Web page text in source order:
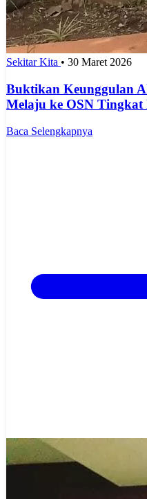
Sekitar Kita • 30 Maret 2026
Buktikan Keunggulan
Melaju ke OSN Tingkat
Baca Selengkapnya